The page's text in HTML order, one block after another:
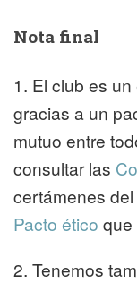
Nota final
1. El club es
gracias a un
mutuo entre
consultar las
certámenes
Pacto ético que
2. Tenemos